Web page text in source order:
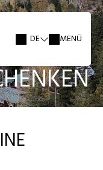
DE MENÜ